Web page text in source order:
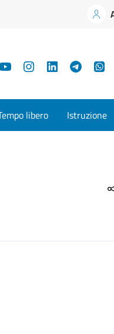
YouTubeInstagramLinkedIn
libero Istruzione